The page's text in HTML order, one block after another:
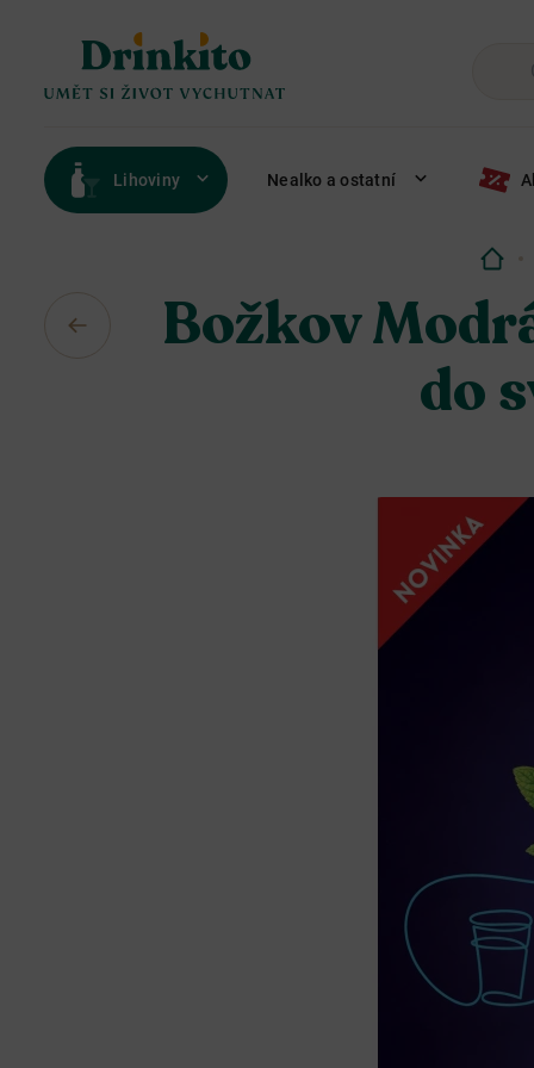
Lihoviny Nealko a ostatní
Božkov
do